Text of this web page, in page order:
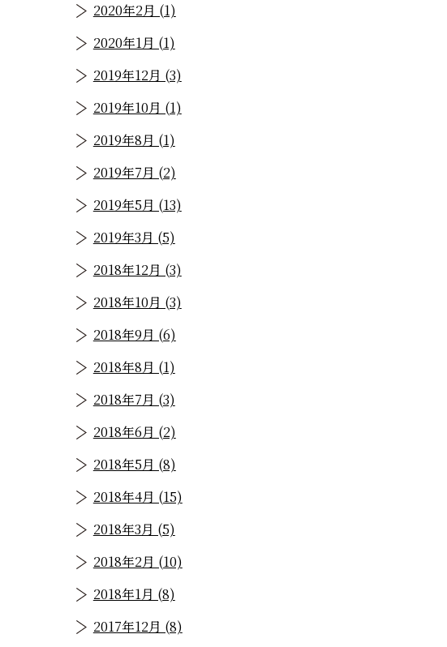
2020年2月 (1)
2020年1月 (1)
2019年12月 (3)
2019年10月 (1)
2019年8月 (1)
2019年7月 (2)
2019年5月 (13)
2019年3月 (5)
2018年12月 (3)
2018年10月 (3)
2018年9月 (6)
2018年8月 (1)
2018年7月 (3)
2018年6月 (2)
2018年5月 (8)
2018年4月 (15)
2018年3月 (5)
2018年2月 (10)
2018年1月 (8)
2017年12月 (8)